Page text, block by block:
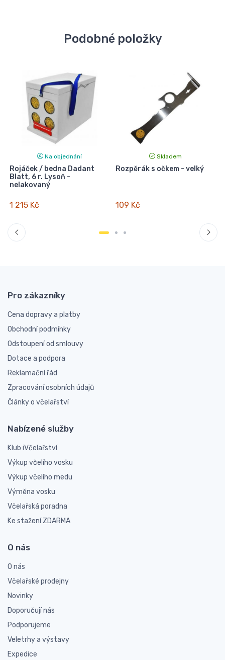
Podobné položky
Na objednání
Rojáček / bedna Dadant
Blatt, 6 r. Lysoň -
nelakovaný
1 215 Kč
Skladem
Rozpěrák s očkem - velký
109 Kč
Pro zákazníky
Cena dopravy a platby
Obchodní podmínky
Odstoupení od smlouvy
Dotace a podpora
Reklamační řád
Zpracování osobních údajů
Články o včelařství
Nabízené služby
Klub iVčelařství
Výkup včelího vosku
Výkup včelího medu
Výměna vosku
Včelařská poradna
Ke stažení ZDARMA
O nás
O nás
Včelařské prodejny
Novinky
Doporučují nás
Podporujeme
Veletrhy a výstavy
Expedice